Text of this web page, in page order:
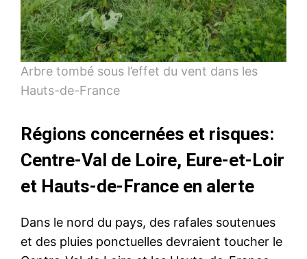
Arbre tombé sous l’effet du vent dans les
Hauts-de-France
Régions concernées et risques:
Centre-Val de Loire, Eure-et-Loir
et Hauts-de-France en alerte
Dans le nord du pays, des rafales soutenues
et des pluies ponctuelles devraient toucher le